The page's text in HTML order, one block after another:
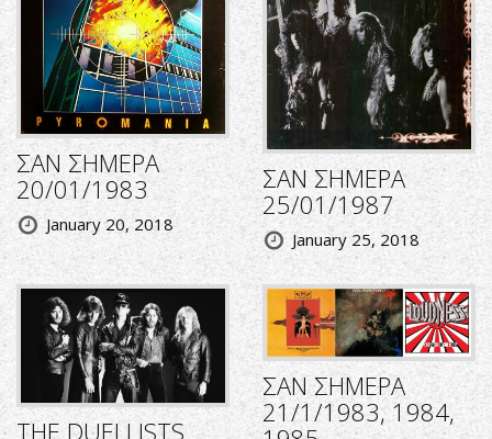
ΣΑΝ ΣΗΜΕΡΑ
20/01/1983
January 20, 2018
ΣΑΝ ΣΗΜΕΡΑ
25/01/1987
January 25, 2018
THE DUELLISTS
ΣΑΝ ΣΗΜΕΡΑ
21/1/1983, 1984,